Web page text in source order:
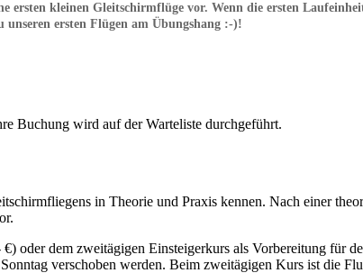
ersten kleinen Gleitschirmflüge vor. Wenn die ersten
ersten Flügen am Übungshang :-)!
Buchung wird auf der Warteliste durchgeführt.
in Theorie und Praxis kennen. Nach einer
oder dem zweitägigen Einsteigerkurs als Vorbereitung für
verschoben werden. Beim zweitägigen Kurs ist die